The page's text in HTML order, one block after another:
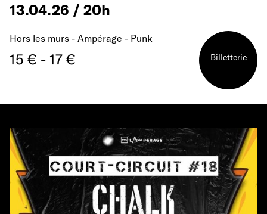
13.04.26 / 20h
Hors les murs - Ampérage - Punk
15 € - 17 € Billetterie